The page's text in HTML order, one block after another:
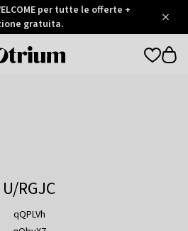
per tutte le offerte +
gratuita.
Otrium
U/RGJC
qQPLVh